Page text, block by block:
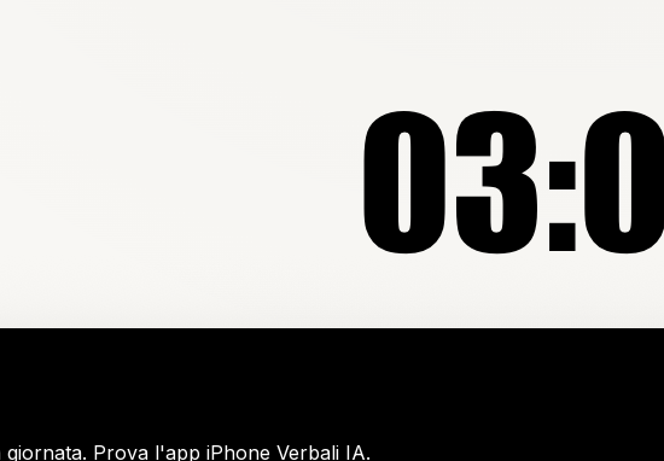
Prova l'app iPhone Verbali IA.